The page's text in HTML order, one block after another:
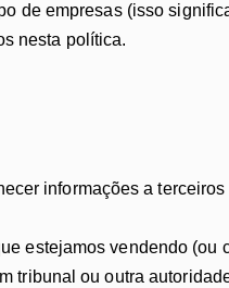
de empresas (isso
nesta política.
informações a
estejamos vendendo (ou
tribunal ou outra